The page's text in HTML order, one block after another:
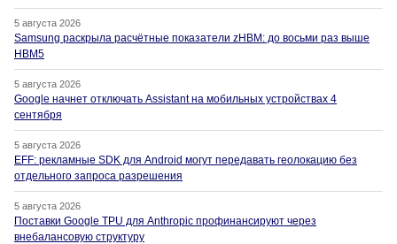
5 августа 2026
Samsung раскрыла расчётные показатели zHBM: до восьми раз выше
HBM5
5 августа 2026
Google начнет отключать Assistant на мобильных устройствах 4
сентября
5 августа 2026
EFF: рекламные SDK для Android могут передавать геолокацию без
отдельного запроса разрешения
5 августа 2026
Поставки Google TPU для Anthropic профинансируют через
внебалансовую структуру